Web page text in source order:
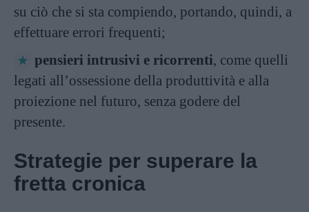
su ciò che si sta compiendo, portando, quindi, a
effettuare errori frequenti;
pensieri intrusivi e ricorrenti, come quelli
legati all’ossessione della produttività e alla
proiezione nel futuro, senza godere del
presente.
Strategie per superare la
fretta cronica